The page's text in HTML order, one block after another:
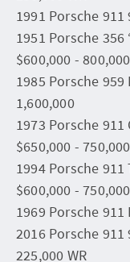
1991 Porsche
1951 Porsche 356
$600,000 - 800,000
1985 Porsche
1,600,000
1973 Porsche 911
$650,000 - 750,000
1994 Porsche
$600,000 - 750,000
1969 Porsche 911
2016 Porsche 911
225,000 WR